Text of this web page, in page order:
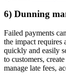
6) Dunning
Failed payments
the impact requires
quickly and easily
to customers,
manage late fees,